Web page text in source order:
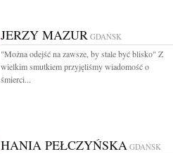
JERZY MAZUR GDAŃSK
"Można odejść na zawsze, by stale być blisko" Z
wielkim smutkiem przyjęliśmy wiadomość o
śmierci...
HANIA PEŁCZYŃSKA GDAŃSK